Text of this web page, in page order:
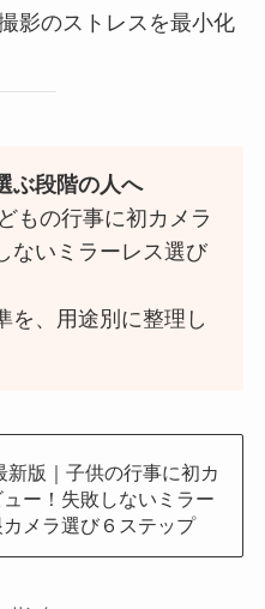
影のストレスを最小化
ぶ段階の人へ
もの行事に初カメラ
ないミラーレス選び
を、用途別に整理し
新版｜子供の行事に初カ
ュー！失敗しないミラー
カメラ選び６ステップ